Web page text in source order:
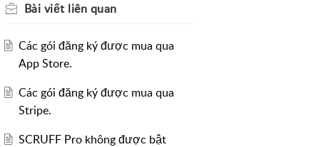
Bài viết liên quan
Các gói đăng ký được mua qua
App Store.
Các gói đăng ký được mua qua
Stripe.
SCRUFF Pro không được bật